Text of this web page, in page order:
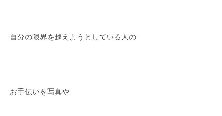
自分の限界を越えようとしている人の
お手伝いを写真や